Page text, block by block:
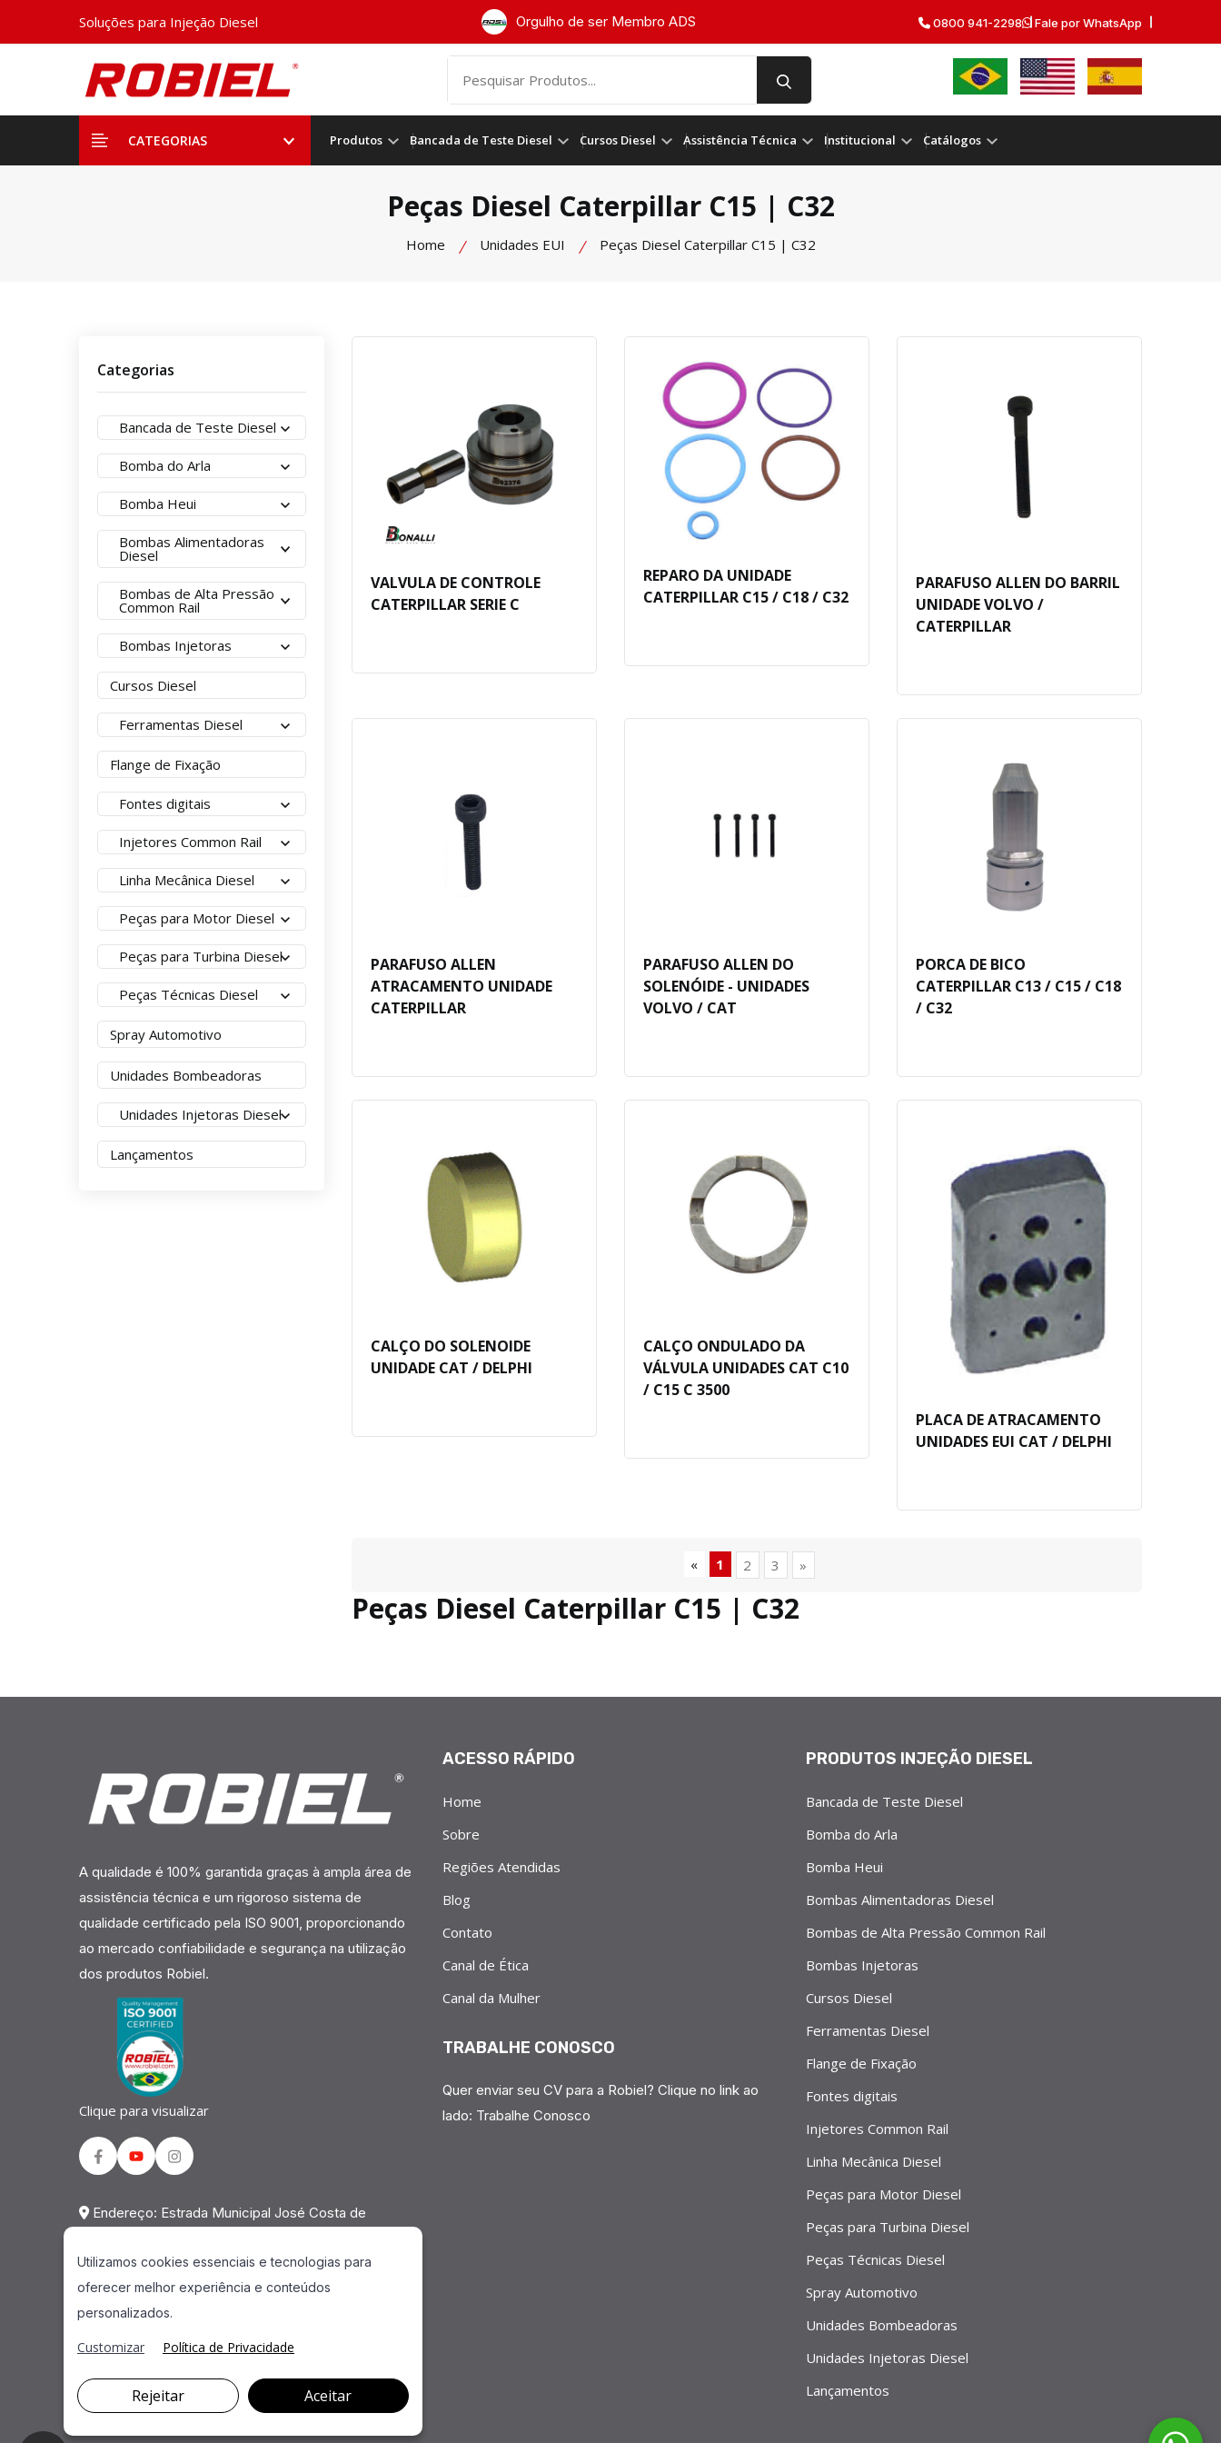
Soluções para Injeção Diesel Orgulho de ser Membro ADS 0800 941-2298 Fale por WhatsApp
CATEGORIAS Produtos Bancada de Teste Diesel Cursos Diesel Assistência Técnica Institucional Catálogos
Peças Diesel Caterpillar C15 | C32
Home Unidades EUI Peças Diesel Caterpillar C15 | C32
Categorias
Bancada de Teste Diesel
Bomba do Arla
Bomba Heui
Bombas Alimentadoras
Diesel
Bombas de Alta Pressão
Common Rail
Bombas Injetoras
Cursos Diesel
Ferramentas Diesel
Flange de Fixação
Fontes digitais
Injetores Common Rail
Linha Mecânica Diesel
Peças para Motor Diesel
Peças para Turbina Diesel
Peças Técnicas Diesel
Spray Automotivo
Unidades Bombeadoras
Unidades Injetoras Diesel
Lançamentos
VALVULA DE CONTROLE
CATERPILLAR SERIE C
REPARO DA UNIDADE
CATERPILLAR C15 / C18 / C32
PARAFUSO ALLEN DO BARRIL
UNIDADE VOLVO /
CATERPILLAR
PARAFUSO ALLEN
ATRACAMENTO UNIDADE
CATERPILLAR
PARAFUSO ALLEN DO
SOLENÓIDE - UNIDADES
VOLVO / CAT
PORCA DE BICO
CATERPILLAR C13 / C15 / C18
/ C32
CALÇO DO SOLENOIDE
UNIDADE CAT / DELPHI
CALÇO ONDULADO DA
VÁLVULA UNIDADES CAT C10
/ C15 C 3500
PLACA DE ATRACAMENTO
UNIDADES EUI CAT / DELPHI
« 1 2 3 »
Peças Diesel Caterpillar C15 | C32
A qualidade é 100% garantida graças à ampla área de
assistência técnica e um rigoroso sistema de
qualidade certificado pela ISO 9001, proporcionando
ao mercado confiabilidade e segurança na utilização
dos produtos Robiel.
Clique para visualizar
FacebookYoutubeInstagram
Endereço: Estrada Municipal José Costa de
Indaiatuba - SP - CEP: 13.337-200
Telefone: 0800 941 2298
ACESSO RÁPIDO
Home
Sobre
Regiões Atendidas
Blog
Contato
Canal de Ética
Canal da Mulher
TRABALHE CONOSCO
Quer enviar seu CV para a Robiel? Clique no link ao
lado: Trabalhe Conosco
PRODUTOS INJEÇÃO DIESEL
Bancada de Teste Diesel
Bomba do Arla
Bomba Heui
Bombas Alimentadoras Diesel
Bombas de Alta Pressão Common Rail
Bombas Injetoras
Cursos Diesel
Ferramentas Diesel
Flange de Fixação
Fontes digitais
Injetores Common Rail
Linha Mecânica Diesel
Peças para Motor Diesel
Peças para Turbina Diesel
Peças Técnicas Diesel
Spray Automotivo
Unidades Bombeadoras
Unidades Injetoras Diesel
Lançamentos
Utilizamos cookies essenciais e tecnologias para
oferecer melhor experiência e conteúdos
personalizados.
Customizar Política de Privacidade
Rejeitar Aceitar